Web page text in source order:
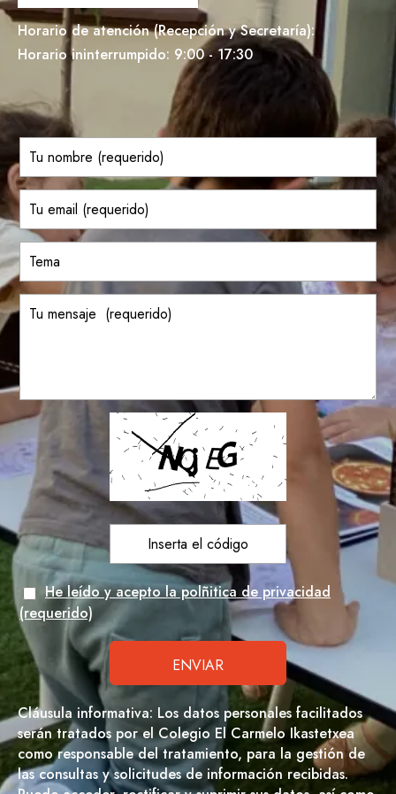
Horario de atención (Recepción y Secretaría):
Horario ininterrumpido: 9:00 - 17:30
He leído y acepto la polñitica de privacidad
(requerido)
Cláusula informativa: Los datos personales facilitados
serán tratados por el Colegio El Carmelo Ikastetxea
como responsable del tratamiento, para la gestión de
las consultas y solicitudes de información recibidas.